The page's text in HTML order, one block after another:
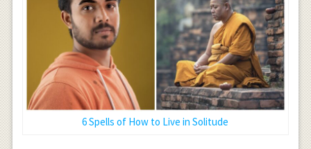
6 Spells of How to Live in Solitude